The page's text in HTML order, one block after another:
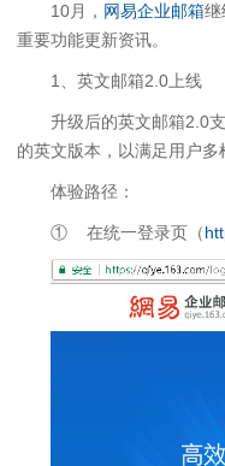
10月， 网易企业邮箱继
重要功能更新资讯。
1、英文邮箱2.0上线
升级后的英文邮箱2.0
的英文版本，以满足用户
体验路径：
① 在统一登录页（